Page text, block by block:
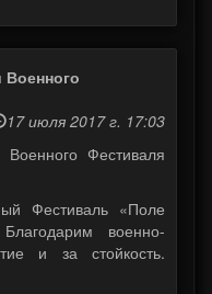
Военного
17 июля 2017 г. 17:03
Фестиваля
Фестиваль «Поле
военно-
и за стойкость.